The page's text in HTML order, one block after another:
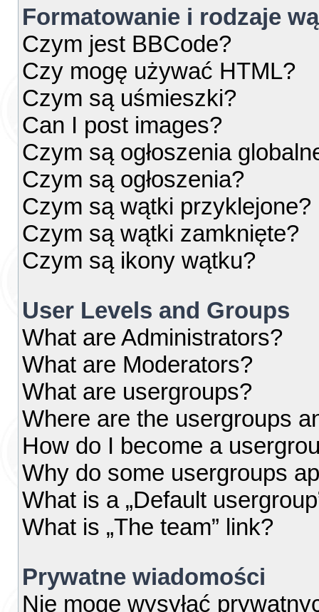
Formatowanie i rodzaje
Czym jest BBCode?
Czy mogę używać HTML?
Czym są uśmieszki?
Can I post images?
Czym są ogłoszenia
Czym są ogłoszenia?
Czym są wątki przyklejone?
Czym są wątki zamknięte?
Czym są ikony wątku?
User Levels and Groups
What are Administrators?
What are Moderators?
What are usergroups?
Where are the usergroups
How do I become a
Why do some usergroups
What is a „Default
What is „The team” link?
Prywatne wiadomości
Nie mogę wysyłać